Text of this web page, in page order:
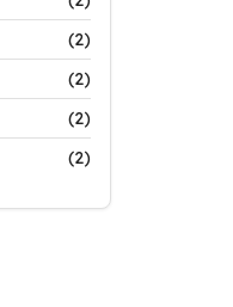
(2)
(2)
(2)
(2)